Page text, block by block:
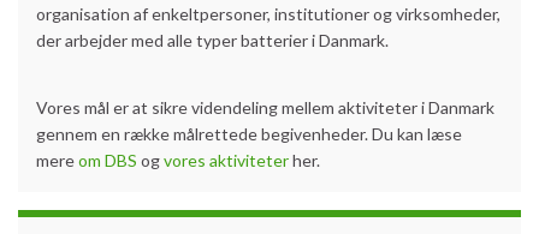
organisation af enkeltpersoner, institutioner og virksomheder,
der arbejder med alle typer batterier i Danmark.
Vores mål er at sikre videndeling mellem aktiviteter i Danmark
gennem en række målrettede begivenheder. Du kan læse
mereom DBS ogvores aktiviteterher.